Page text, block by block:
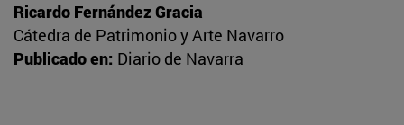
Ricardo Fernández Gracia
Cátedra de Patrimonio y Arte Navarro
Publicado en: Diario de Navarra